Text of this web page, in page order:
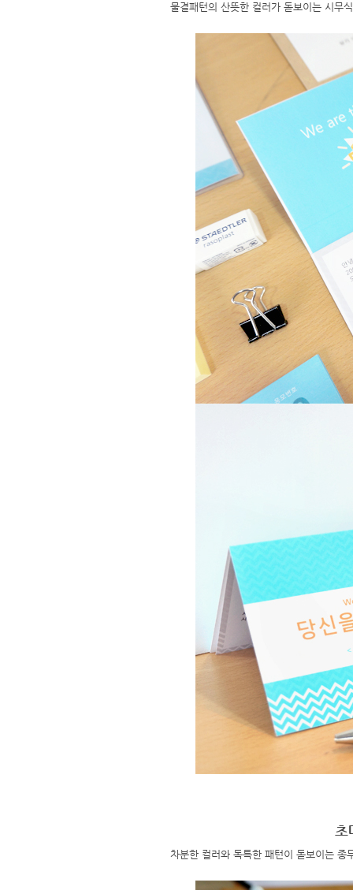
물결패턴의 산뜻한 컬러가 돋보이는 시무
초
차분한 컬러와 독특한 패턴이 돋보이는 종